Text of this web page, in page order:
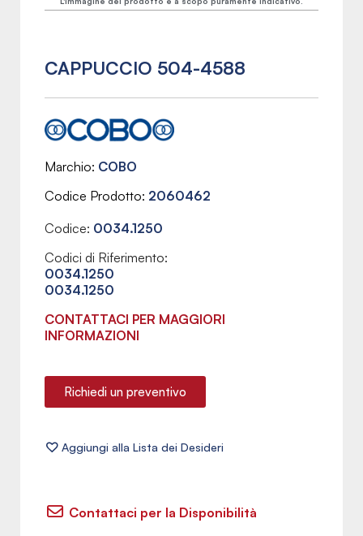
CAPPUCCIO 504-4588
Marchio COBO
Codice Prodotto 2060462
Codice: 0034.1250
Codici di Riferimento:
0034.1250
0034.1250
CONTATTACI PER MAGGIORI
INFORMAZIONI
Richiedi un preventivo
Contattaci per la Disponibilità